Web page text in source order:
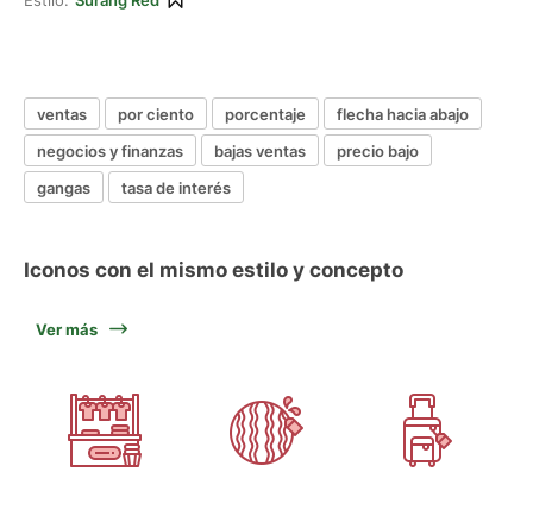
ventas por ciento porcentaje
flecha hacia abajo
negocios y finanzas
bajas ventas
precio bajo
gangas
tasa de interés
Iconos con el mismo estilo y concepto
Ver más